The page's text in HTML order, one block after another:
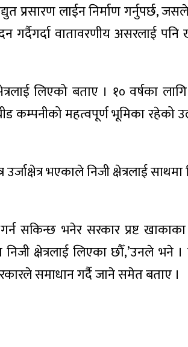
प्रसारण लाईन निर्माण गर्नुपर्छ, जसले
वातावरणीय असरलाई पनि
लिएको बताए । १० वर्षका लागि
कम्पनीको महत्वपूर्ण भूमिका रहेको
भएकाले निजी क्षेत्रलाई साथमा
सकिन्छ भनेर सरकार प्रष्ट
निजी क्षेत्रलाई लिएका छौँ,’उनले भने
समाधान गर्दै जाने समेत बताए ।